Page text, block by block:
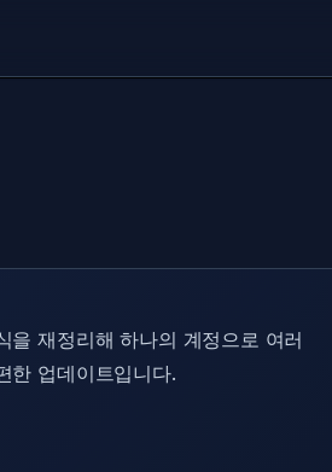
을 재정리해 하나의 계정으로 여러
한 업데이트입니다.